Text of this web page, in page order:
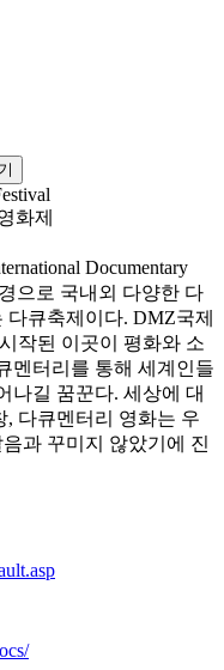
화제
Documentary
으로 국내외 다양한 다
큐축제이다. DMZ국제
작된 이곳이 평화와 소
멘터리를 통해 세계인들
나길 꿈꾼다. 세상에 대
, 다큐멘터리 영화는 우
과 꾸미지 않았기에 진